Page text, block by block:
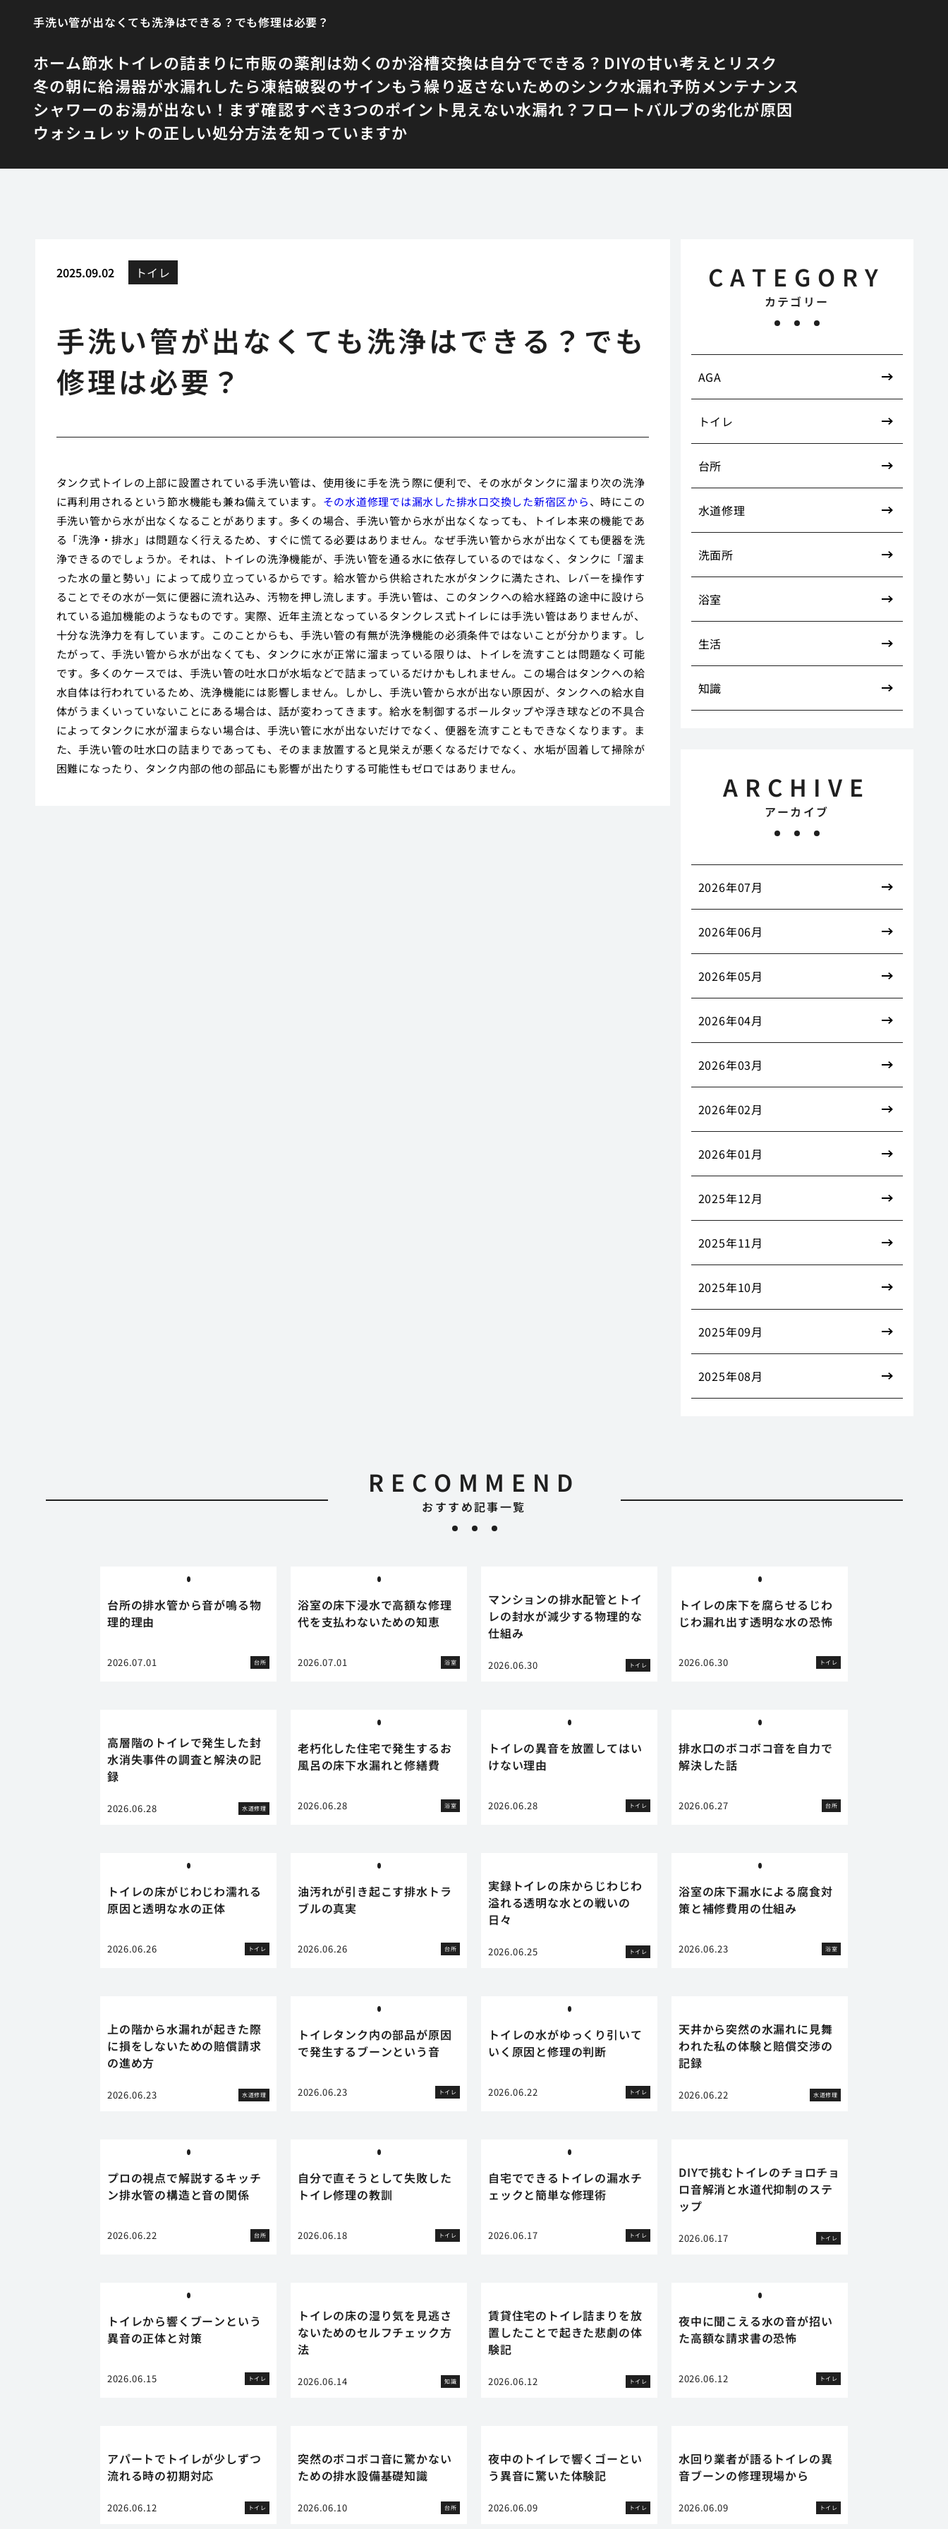
手洗い管が出なくても洗浄はできる？でも修理は必要？
ホーム節水トイレの詰まりに市販の薬剤は効くのか浴槽交換は自分でできる？DIYの甘い考えとリスク
冬の朝に給湯器が水漏れしたら凍結破裂のサインもう繰り返さないためのシンク水漏れ予防メンテナンス
シャワーのお湯が出ない！まず確認すべき3つのポイント 見えない水漏れ？フロートバルブの劣化が原因
ウォシュレットの正しい処分方法を知っていますか
2025.09.02 トイレ
手洗い管が出なくても洗浄はできる？でも
修理は必要？
タンク式トイレの上部に設置されている手洗い管は、使用後に手を洗う際に便利で、その水がタンクに溜まり次の洗浄
に再利用されるという節水機能も兼ね備えています。 その水道修理では漏水した排水口交換した新宿区から、時にこの
手洗い管から水が出なくなることがあります。多くの場合、手洗い管から水が出なくなっても、トイレ本来の機能であ
る「洗浄・排水」は問題なく行えるため、すぐに慌てる必要はありません。なぜ手洗い管から水が出なくても便器を洗
浄できるのでしょうか。それは、トイレの洗浄機能が、手洗い管を通る水に依存しているのではなく、タンクに「溜ま
った水の量と勢い」によって成り立っているからです。給水管から供給された水がタンクに満たされ、レバーを操作す
ることでその水が一気に便器に流れ込み、汚物を押し流します。手洗い管は、このタンクへの給水経路の途中に設けら
れている追加機能のようなものです。実際、近年主流となっているタンクレス式トイレには手洗い管はありませんが、
十分な洗浄力を有しています。このことからも、手洗い管の有無が洗浄機能の必須条件ではないことが分かります。し
たがって、手洗い管から水が出なくても、タンクに水が正常に溜まっている限りは、トイレを流すことは問題なく可能
です。多くのケースでは、手洗い管の吐水口が水垢などで詰まっているだけかもしれません。この場合はタンクへの給
水自体は行われているため、洗浄機能には影響しません。しかし、手洗い管から水が出ない原因が、タンクへの給水自
体がうまくいっていないことにある場合は、話が変わってきます。給水を制御するボールタップや浮き球などの不具合
によってタンクに水が溜まらない場合は、手洗い管に水が出ないだけでなく、便器を流すこともできなくなります。ま
た、手洗い管の吐水口の詰まりであっても、そのまま放置すると見栄えが悪くなるだけでなく、水垢が固着して掃除が
困難になったり、タンク内部の他の部品にも影響が出たりする可能性もゼロではありません。
RECOMMEND
おすすめ記事一覧
台所の排水管から音が鳴る物
理的理由
2026.07.01 台所
浴室の床下浸水で高額な修理
代を支払わないための知恵
2026.07.01 浴室
マンションの排水配管とトイ
レの封水が減少する物理的な
仕組み
2026.06.30 トイレ
トイレの床下を腐らせるじわ
じわ漏れ出す透明な水の恐怖
2026.06.30 トイレ
高層階のトイレで発生した封
水消失事件の調査と解決の記
録
2026.06.28 水道修理
老朽化した住宅で発生するお
風呂の床下水漏れと修繕費
2026.06.28 浴室
トイレの異音を放置してはい
けない理由
2026.06.28 トイレ
排水口のボコボコ音を自力で
解決した話
2026.06.27 台所
トイレの床がじわじわ濡れる
原因と透明な水の正体
2026.06.26 トイレ
油汚れが引き起こす排水トラ
ブルの真実
2026.06.26 台所
実録トイレの床からじわじわ
溢れる透明な水との戦いの
日々
2026.06.25 トイレ
浴室の床下漏水による腐食対
策と補修費用の仕組み
2026.06.23 浴室
上の階から水漏れが起きた際
に損をしないための賠償請求
の進め方
2026.06.23 水道修理
トイレタンク内の部品が原因
で発生するブーンという音
2026.06.23 トイレ
トイレの水がゆっくり引いて
いく原因と修理の判断
2026.06.22 トイレ
天井から突然の水漏れに見舞
われた私の体験と賠償交渉の
記録
2026.06.22 水道修理
プロの視点で解説するキッチ
ン排水管の構造と音の関係
2026.06.22 台所
自分で直そうとして失敗した
トイレ修理の教訓
2026.06.18 トイレ
自宅でできるトイレの漏水チ
ェックと簡単な修理術
2026.06.17 トイレ
DIYで挑むトイレのチョロチョ
ロ音解消と水道代抑制のステ
ップ
2026.06.17 トイレ
トイレから響くブーンという
異音の正体と対策
2026.06.15 トイレ
トイレの床の湿り気を見逃さ
ないためのセルフチェック方
法
2026.06.14 知識
賃貸住宅のトイレ詰まりを放
置したことで起きた悲劇の体
験記
2026.06.12 トイレ
夜中に聞こえる水の音が招い
た高額な請求書の恐怖
2026.06.12 トイレ
アパートでトイレが少しずつ
流れる時の初期対応
2026.06.12 トイレ
突然のボコボコ音に驚かない
ための排水設備基礎知識
2026.06.10 台所
夜中のトイレで響くゴーとい
う異音に驚いた体験記
2026.06.09 トイレ
水回り業者が語るトイレの異
音ブーンの修理現場から
2026.06.09 トイレ
CATEGORY
カテゴリー
AGA
トイレ
台所
水道修理
洗面所
浴室
生活
知識
ARCHIVE
アーカイブ
2026年07月
2026年06月
2026年05月
2026年04月
2026年03月
2026年02月
2026年01月
2025年12月
2025年11月
2025年10月
2025年09月
2025年08月